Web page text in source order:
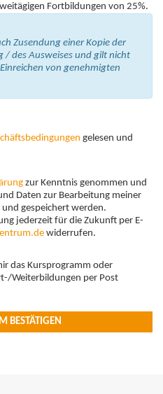
Fortbildungen von 25%.
Zusendung einer Kopie der
/ des Ausweises und gilt nicht
von genehmigten
gelesen und
zur Kenntnis genommen und
Daten zur Bearbeitung meiner
gespeichert werden.
jederzeit für die Zukunft per E-
widerrufen.
das Kursprogramm oder
Weiterbildungen per Post